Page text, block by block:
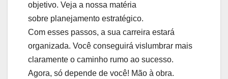
objetivo. Veja a nossa matéria
sobre planejamento estratégico.
Com esses passos, a sua carreira estará
organizada. Você conseguirá vislumbrar mais
claramente o caminho rumo ao sucesso.
Agora, só depende de você! Mão à obra.